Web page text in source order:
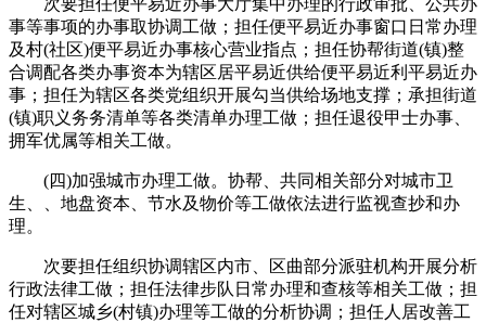
次要担任便平易近办事大厅集中办理的行政审批、公共办
事等事项的办事取协调工做；担任便平易近办事窗口日常办理
及村(社区)便平易近办事核心营业指点；担任协帮街道(镇)整
合调配各类办事资本为辖区居平易近供给便平易近利平易近办
事；担任为辖区各类党组织开展勾当供给场地支撑；承担街道
(镇)职义务务清单等各类清单办理工做；担任退役甲士办事、
拥军优属等相关工做。
(四)加强城市办理工做。协帮、共同相关部分对城市卫
生、、地盘资本、节水及物价等工做依法进行监视查抄和办
理。
次要担任组织协调辖区内市、区曲部分派驻机构开展分析
行政法律工做；担任法律步队日常办理和查核等相关工做；担
任对辖区城乡(村镇)办理等工做的分析协调；担任人居改善工